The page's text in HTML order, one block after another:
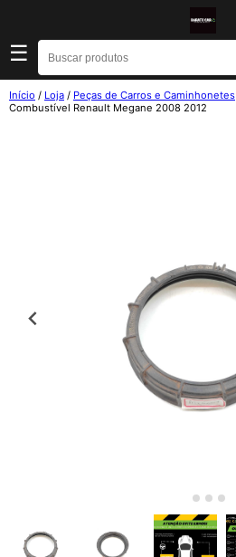
☰
Início / Loja / Peças de Carros e Caminhonetes
Combustível Renault Megane 2008 2012